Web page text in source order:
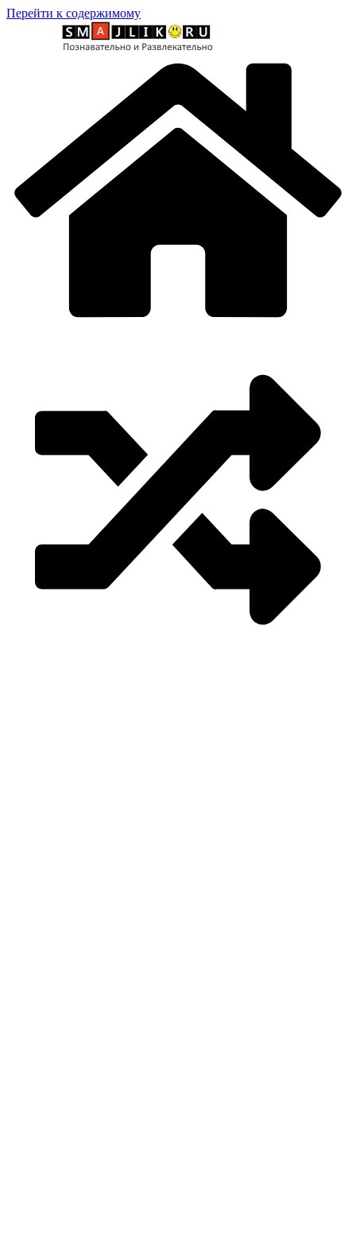
Перейти к содержимому